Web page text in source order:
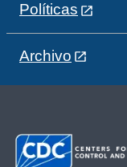
Políticas
Archivo